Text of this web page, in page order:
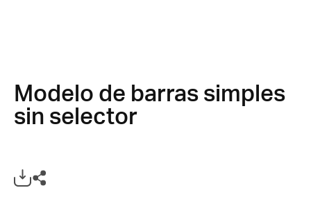
Modelo de barras simples
sin selector